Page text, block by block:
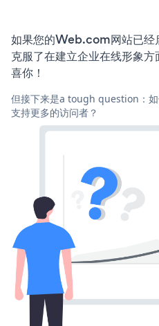
如果您的Web.com网站已经
克服了在建立企业在线形象
喜你！
但接下来是a tough question：
支持更多的访问者？